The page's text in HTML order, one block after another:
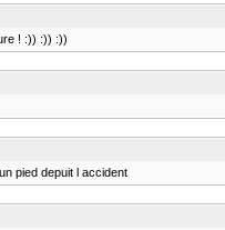
! :)) :)) :))
pied depuit l accident